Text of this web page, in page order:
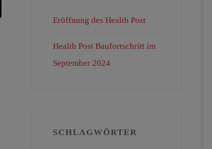
Eröffnung des Health Post
Health Post Baufortschritt im
September 2024
SCHLAGWÖRTER